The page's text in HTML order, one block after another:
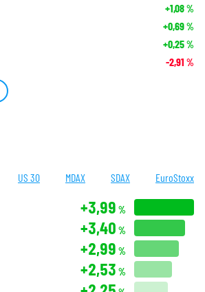
+1,08%
+0,69%
+0,25%
-2,91 %
US 30 MDAX SDAX EuroStoxx
+3,99 %
+3,40 %
+2,99 %
+2,53 %